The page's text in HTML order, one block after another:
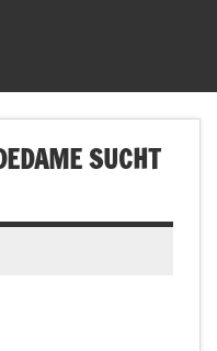
SUCHT